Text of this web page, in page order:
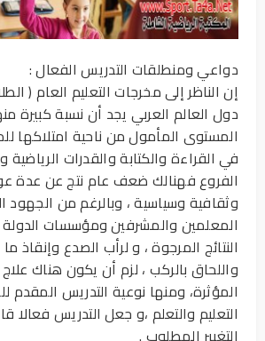
دواعي ومنطلقات التدريس الفعال :
إن الناظر إلى مخرجات التعليم العام (
دول العالم العربي يجد أن نسبة كبيرة
المستوى المأمول من ناحية امتلاكها
في القراءة والكتابة والقدرات
الفروع فهنالك ضعف عام نتج عن عدة
وثقافية وسياسية ، وبالرغم من الجهود
المعلمين والمشرفين ومؤسسات الدولة
النتائج المرجوة ، و لرأب الصدع وإنقاذ
واللحاق بالركب ، لزم أن يكون هناك
المؤثرة، ومنها نوعية التدريس
التعليم والتعلم ،و جعل التدريس فعالا